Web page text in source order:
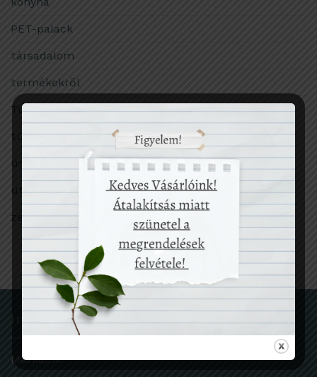
PET-palack
társadalom
termékekről
Tudomány
túlfogyasztás
utazás
zero waste
Információk
Márkáink